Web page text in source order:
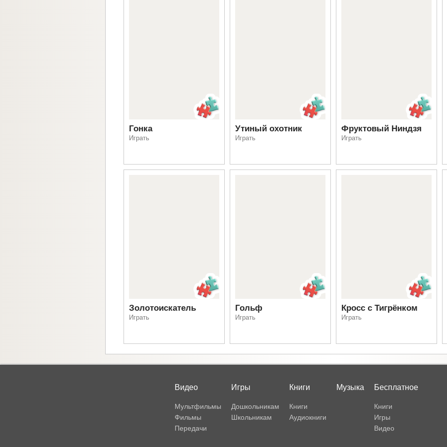
Гонка
Играть
Утиный охотник
Играть
Фруктовый Ниндзя
Играть
Золотоискатель
Играть
Гольф
Играть
Кросс с Тигрёнком
Играть
Видео
Мультфильмы
Фильмы
Передачи
Игры
Дошкольникам
Школьникам
Книги
Книги
Аудиокниги
Музыка Бесплатное
Книги
Игры
Видео